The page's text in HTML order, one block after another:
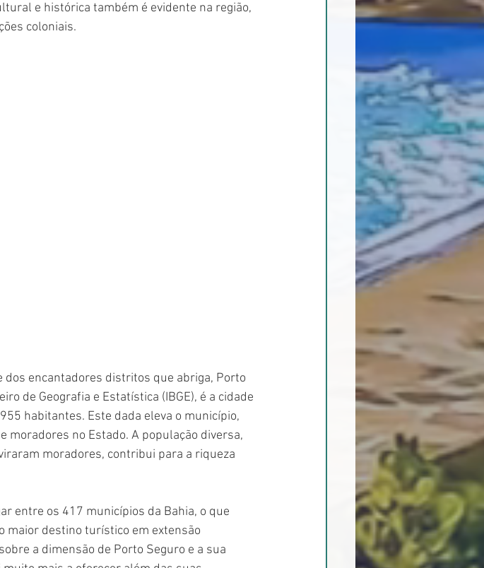
e histórica também é evidente na região,
coloniais.
encantadores distritos que abriga, Porto
de Geografia e Estatística (IBGE), é a cidade
habitantes. Este dada eleva o município,
moradores no Estado. A população diversa,
moradores, contribui para a riqueza
entre os 417 municípios da Bahia, o que
maior destino turístico em extensão
a dimensão de Porto Seguro e a sua